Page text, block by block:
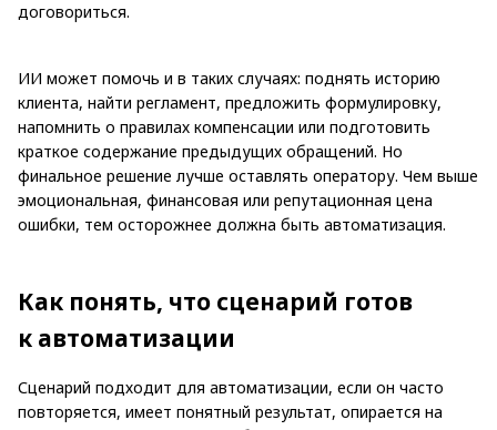
договориться.
ИИ может помочь и в таких случаях: поднять историю
клиента, найти регламент, предложить формулировку,
напомнить о правилах компенсации или подготовить
краткое содержание предыдущих обращений. Но
финальное решение лучше оставлять оператору. Чем выше
эмоциональная, финансовая или репутационная цена
ошибки, тем осторожнее должна быть автоматизация.
Как понять, что сценарий готов
к автоматизации
Сценарий подходит для автоматизации, если он часто
повторяется, имеет понятный результат, опирается на